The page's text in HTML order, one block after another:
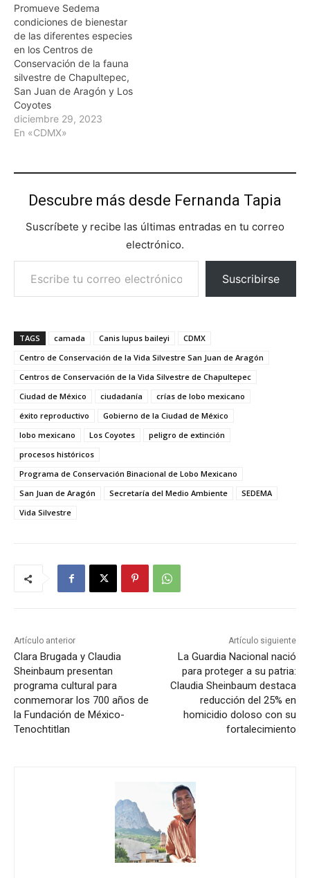
Promueve Sedema
condiciones de bienestar
de las diferentes especies
en los Centros de
Conservación de la fauna
silvestre de Chapultepec,
San Juan de Aragón y Los
Coyotes
diciembre 29, 2023
En «CDMX»
Descubre más desde Fernanda Tapia
Suscríbete y recibe las últimas entradas en tu correo
electrónico.
Escribe tu correo electrónico…
Suscribirse
TAGS camada Canis lupus baileyi
CDMX
Centro de Conservación de la Vida Silvestre San Juan de Aragón
Centros de Conservación de la Vida Silvestre de Chapultepec
Ciudad de México
ciudadanía
crías de lobo mexicano
éxito reproductivo
Gobierno de la Ciudad de México
lobo mexicano
Los Coyotes
peligro de extinción
procesos históricos
Programa de Conservación Binacional de Lobo Mexicano
San Juan de Aragón
Secretaría del Medio Ambiente
SEDEMA
Vida Silvestre
Artículo anterior
Clara Brugada y Claudia
Sheinbaum presentan
programa cultural para
conmemorar los 700 años de
la Fundación de México-
Tenochtitlan
Artículo siguiente
La Guardia Nacional nació
para proteger a su patria:
Claudia Sheinbaum destaca
reducción del 25% en
homicidio doloso con su
fortalecimiento